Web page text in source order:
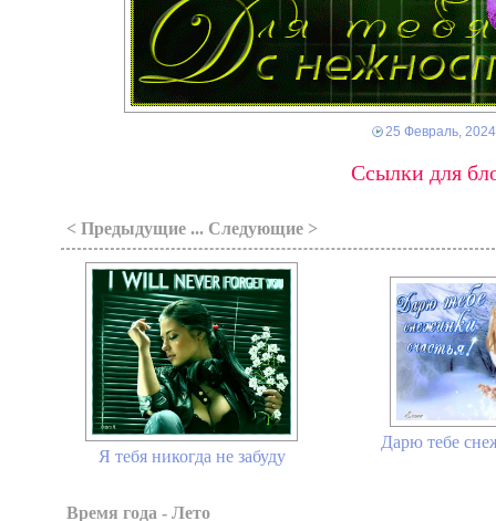
25 Февраль, 2024
Ссылки для
< Предыдущие ... Следующие >
Я тебя никогда не забуду
Дарю тебе
Время года - Лето